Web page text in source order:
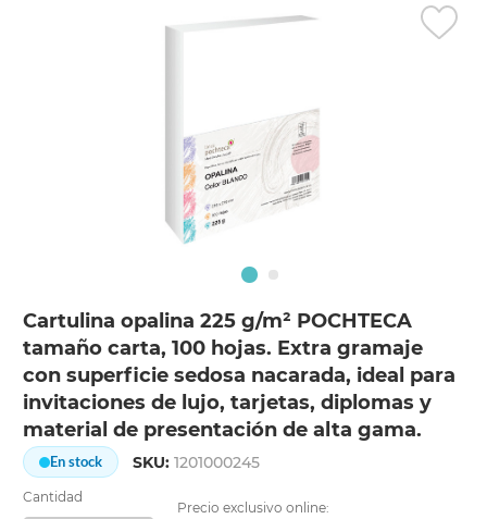
Cartulina opalina 225 g/m² POCHTECA
tamaño carta, 100 hojas. Extra gramaje
con superficie sedosa nacarada, ideal para
invitaciones de lujo, tarjetas, diplomas y
material de presentación de alta gama.
En stock SKU:1201000245
Cantidad
Precio exclusivo online: